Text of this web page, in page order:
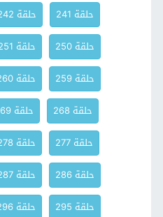
حلقة 241
حلقة 242
حلقة 250
حلقة 251
حلقة 259
حلقة 260
حلقة 268
حلقة 269
حلقة 277
حلقة 278
حلقة 286
حلقة 287
حلقة 295
حلقة 296